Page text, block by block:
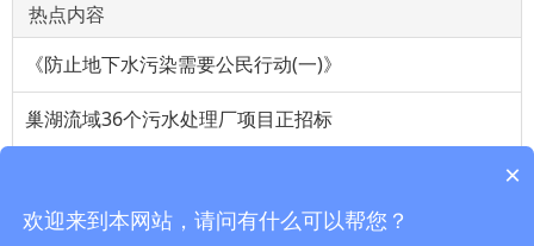
热点内容
《防止地下水污染需要公民行动(一)》
巢湖流域36个污水处理厂项目正招标
高纯度氟化氢生产工艺
×
欢迎来到本网站，请问有什么可以帮您？